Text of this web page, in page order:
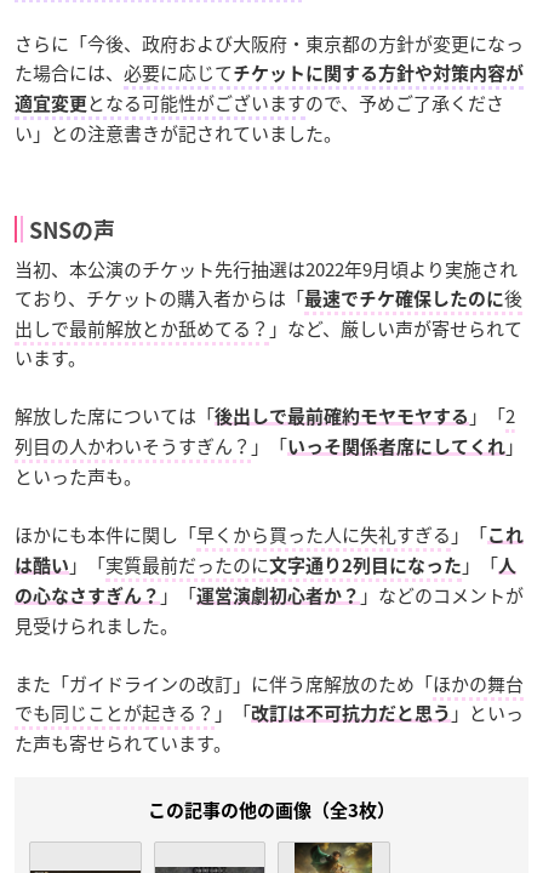
さらに「今後、政府および大阪府・東京都の方針が変更になっ
た場合には、 必要に応じてチケットに関する方針や対策内容が
適宜変更 となる可能性がございますので、予めご了承くださ
い」との注意書きが記されていました。
SNSの声
当初、本公演のチケット先行抽選は2022年9月頃より実施され
ており、チケットの購入者からは「最速でチケ確保したのに後
出しで最前解放とか舐めてる？ 」など、厳しい声が寄せられて
います。
解放した席については「後出しで最前確約モヤモヤする 」「2
列目の人かわいそうすぎん？ 」「いっそ関係者席にしてくれ 」
といった声も。
ほかにも本件に関し「早くから買った人に失礼すぎる 」「これ
は酷い 」「実質最前だったのに文字通り2列目になった 」「 人
の心なさすぎん？ 」「運営演劇初心者か？ 」などのコメントが
見受けられました。
また「ガイドラインの改訂」に伴う席解放のため「ほかの舞台
でも同じことが起きる？ 」「改訂は不可抗力だと思う 」といっ
た声も寄せられています。
この記事の他の画像（全3枚）